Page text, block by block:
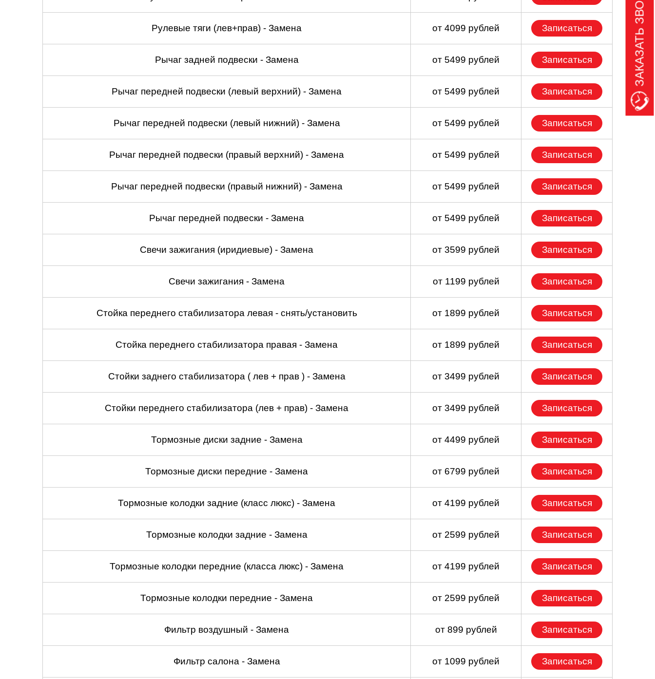
Рулевые тяги (лев+прав) - Замена от 4099 рублей Записаться
Рычаг задней подвески - Замена от 5499 рублей Записаться
Рычаг передней подвески (левый верхний) - Замена от 5499 рублей Записаться
Рычаг передней подвески (левый нижний) - Замена от 5499 рублей Записаться
Рычаг передней подвески (правый верхний) - Замена от 5499 рублей Записаться
Рычаг передней подвески (правый нижний) - Замена от 5499 рублей Записаться
Рычаг передней подвески - Замена от 5499 рублей Записаться
Свечи зажигания (иридиевые) - Замена от 3599 рублей Записаться
Свечи зажигания - Замена от 1199 рублей Записаться
Стойка переднего стабилизатора левая - снять/установить от 1899 рублей Записаться
Стойка переднего стабилизатора правая - Замена от 1899 рублей Записаться
Стойки заднего стабилизатора ( лев + прав ) - Замена от 3499 рублей Записаться
Стойки переднего стабилизатора (лев + прав) - Замена от 3499 рублей Записаться
Тормозные диски задние - Замена от 4499 рублей Записаться
Тормозные диски передние - Замена от 6799 рублей Записаться
Тормозные колодки задние (класс люкс) - Замена от 4199 рублей Записаться
Тормозные колодки задние - Замена от 2599 рублей Записаться
Тормозные колодки передние (класса люкс) - Замена от 4199 рублей Записаться
Тормозные колодки передние - Замена от 2599 рублей Записаться
Фильтр воздушный - Замена от 899 рублей Записаться
Фильтр салона - Замена от 1099 рублей Записаться
ЗАКАЗАТЬ ЗВОНОК